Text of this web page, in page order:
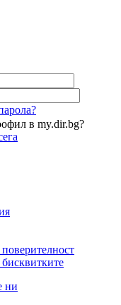
в my.dir.bg?
ни